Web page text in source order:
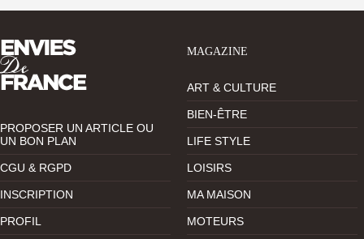
PROPOSER UN ARTICLE OU
UN BON PLAN
CGU & RGPD
INSCRIPTION
PROFIL
MAGAZINE
ART & CULTURE
BIEN-ÊTRE
LIFE STYLE
LOISIRS
MA MAISON
MOTEURS